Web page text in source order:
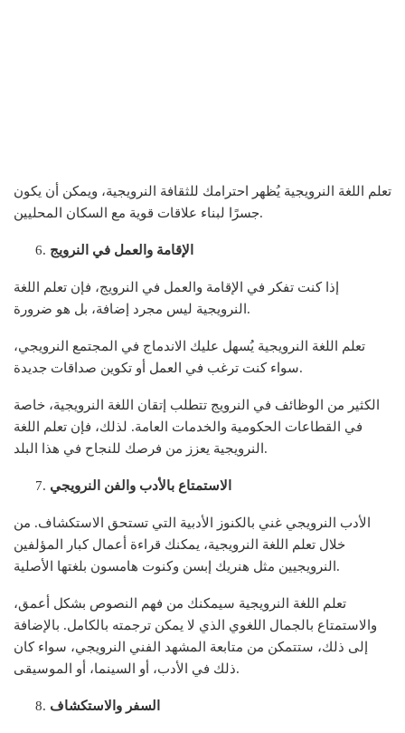
تعلم اللغة النرويجية يُظهر احترامك للثقافة النرويجية، ويمكن أن يكون
جسرًا لبناء علاقات قوية مع السكان المحليين.
الإقامة والعمل في النرويج
إذا كنت تفكر في الإقامة والعمل في النرويج، فإن تعلم اللغة
النرويجية ليس مجرد إضافة، بل هو ضرورة.
تعلم اللغة النرويجية يُسهل عليك الاندماج في المجتمع النرويجي،
سواء كنت ترغب في العمل أو تكوين صداقات جديدة.
الكثير من الوظائف في النرويج تتطلب إتقان اللغة النرويجية، خاصة
في القطاعات الحكومية والخدمات العامة. لذلك، فإن تعلم اللغة
النرويجية يعزز من فرصك للنجاح في هذا البلد.
الاستمتاع بالأدب والفن النرويجي
الأدب النرويجي غني بالكنوز الأدبية التي تستحق الاستكشاف. من
خلال تعلم اللغة النرويجية، يمكنك قراءة أعمال كبار المؤلفين
النرويجيين مثل هنريك إبسن وكنوت هامسون بلغتها الأصلية.
تعلم اللغة النرويجية سيمكنك من فهم النصوص بشكل أعمق،
والاستمتاع بالجمال اللغوي الذي لا يمكن ترجمته بالكامل. بالإضافة
إلى ذلك، ستتمكن من متابعة المشهد الفني النرويجي، سواء كان
ذلك في الأدب، أو السينما، أو الموسيقى.
السفر والاستكشاف